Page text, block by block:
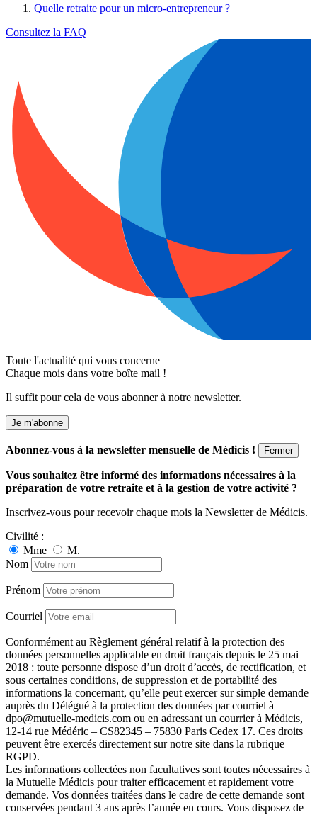
Quelle retraite pour un micro-entrepreneur ?
Consultez la FAQ
Toute l'actualité qui vous concerne
Chaque mois dans votre boîte mail !
Il suffit pour cela de vous abonner à notre newsletter.
Je m'abonne
Abonnez-vous à la newsletter mensuelle de Médicis ! Fermer
Vous souhaitez être informé des informations nécessaires à la
préparation de votre retraite et à la gestion de votre activité ?
Inscrivez-vous pour recevoir chaque mois la Newsletter de Médicis.
Civilité :
Mme
M.
Nom
Prénom
Courriel
Conformément au Règlement général relatif à la protection des
données personnelles applicable en droit français depuis le 25 mai
2018 : toute personne dispose d’un droit d’accès, de rectification, et
sous certaines conditions, de suppression et de portabilité des
informations la concernant, qu’elle peut exercer sur simple demande
auprès du Délégué à la protection des données par courriel à
dpo@mutuelle-medicis.com ou en adressant un courrier à Médicis,
12-14 rue Médéric – CS82345 – 75830 Paris Cedex 17. Ces droits
peuvent être exercés directement sur notre site dans la rubrique
RGPD.
Les informations collectées non facultatives sont toutes nécessaires à
la Mutuelle Médicis pour traiter efficacement et rapidement votre
demande. Vos données traitées dans le cadre de cette demande sont
conservées pendant 3 ans après l’année en cours. Vous disposez de